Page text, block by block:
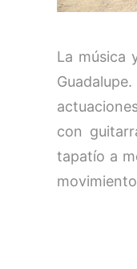
La música
con
tapatío a